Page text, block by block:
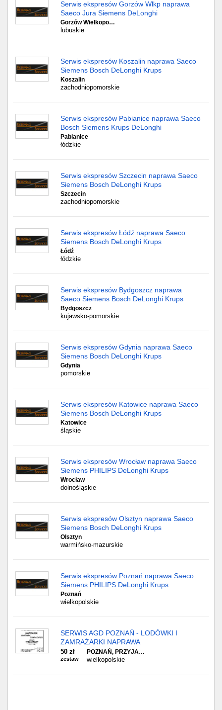
Serwis ekspresów Gorzów Wlkp naprawa
Saeco Jura Siemens DeLonghi
Gorzów Wielkopo…
lubuskie
Serwis ekspresów Koszalin naprawa Saeco
Siemens Bosch DeLonghi Krups
Koszalin
zachodniopomorskie
Serwis ekspresów Pabianice naprawa Saeco
Bosch Siemens Krups DeLonghi
Pabianice
łódzkie
Serwis ekspresów Szczecin naprawa Saeco
Siemens Bosch DeLonghi Krups
Szczecin
zachodniopomorskie
Serwis ekspresów Łódź naprawa Saeco
Siemens Bosch DeLonghi Krups
Łódź
łódzkie
Serwis ekspresów Bydgoszcz naprawa
Saeco Siemens Bosch DeLonghi Krups
Bydgoszcz
kujawsko-pomorskie
Serwis ekspresów Gdynia naprawa Saeco
Siemens Bosch DeLonghi Krups
Gdynia
pomorskie
Serwis ekspresów Katowice naprawa Saeco
Siemens Bosch DeLonghi Krups
Katowice
śląskie
Serwis ekspresów Wrocław naprawa Saeco
Siemens PHILIPS DeLonghi Krups
Wrocław
dolnośląskie
Serwis ekspresów Olsztyn naprawa Saeco
Siemens Bosch DeLonghi Krups
Olsztyn
warmińsko-mazurskie
Serwis ekspresów Poznań naprawa Saeco
Siemens PHILIPS DeLonghi Krups
Poznań
wielkopolskie
SERWIS AGD POZNAŃ - LODÓWKI I
ZAMRAŻARKI NAPRAWA
50 zł
zestaw
POZNAŃ, PRZYJA…
wielkopolskie